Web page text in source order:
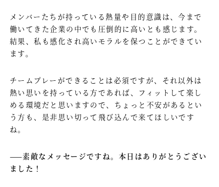
メンバーたちが持っている熱量や目的意識は、今まで
働いてきた企業の中でも圧倒的に高いとも感じます。
結果、私も感化され高いモラルを保つことができてい
ます。
チームプレーができることは必須ですが、それ以外は
熱い思いを持っている方であれば、フィットして楽し
める環境だと思いますので、ちょっと不安があるとい
う方も、是非思い切って飛び込んで来てほしいです
ね。
——素敵なメッセージですね。本日はありがとうござい
ました！